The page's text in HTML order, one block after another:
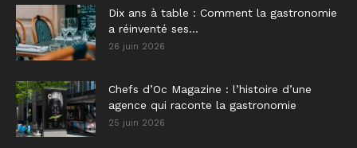
Dix ans à table : Comment la gastronomie
a réinventé ses...
26 juin 2026
Chefs d’Oc Magazine : l’histoire d’une
agence qui raconte la gastronomie
25 juin 2026